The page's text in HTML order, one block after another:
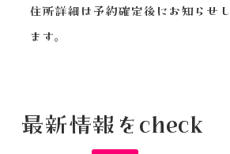
住所詳細は予約確定後にお知らせし
ます。
最新情報をcheck